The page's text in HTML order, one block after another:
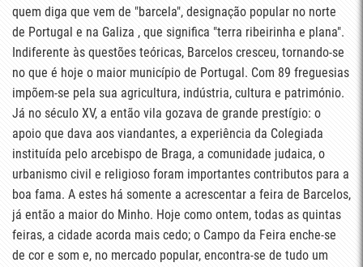
quem diga que vem de "barcela", designação popular no norte
de Portugal e na Galiza , que significa "terra ribeirinha e plana".
Indiferente às questões teóricas, Barcelos cresceu, tornando-se
no que é hoje o maior município de Portugal. Com 89 freguesias
impõem-se pela sua agricultura, indústria, cultura e património.
Já no século XV, a então vila gozava de grande prestígio: o
apoio que dava aos viandantes, a experiência da Colegiada
instituída pelo arcebispo de Braga, a comunidade judaica, o
urbanismo civil e religioso foram importantes contributos para a
boa fama. A estes há somente a acrescentar a feira de Barcelos,
já então a maior do Minho. Hoje como ontem, todas as quintas
feiras, a cidade acorda mais cedo; o Campo da Feira enche-se
de cor e som e, no mercado popular, encontra-se de tudo um